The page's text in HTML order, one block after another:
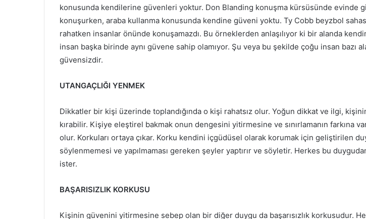
konusunda kendilerine güvenleri yoktur. Don Blanding konuşma kürsüsünde evinde
konuşurken, araba kullanma konusunda kendine güveni yoktu. Ty Cobb beyzbol
rahatken insanlar önünde konuşamazdı. Bu örneklerden anlaşılıyor ki bir alanda
insan başka birinde aynı güvene sahip olamıyor. Şu veya bu şekilde çoğu insan bazı
güvensizdir.
UTANGAÇLIĞI YENMEK
Dikkatler bir kişi üzerinde toplandığında o kişi rahatsız olur. Yoğun dikkat ve ilgi,
kırabilir. Kişiye eleştirel bakmak onun dengesini yitirmesine ve sınırlamanın farkına
olur. Korkuları ortaya çıkar. Korku kendini içgüdüsel olarak korumak için geliştirilen
söylenmemesi ve yapılmaması gereken şeyler yaptırır ve söyletir. Herkes bu
ister.
BAŞARISIZLIK KORKUSU
Kişinin güvenini yitirmesine sebep olan bir diğer duygu da başarısızlık korkusudur.